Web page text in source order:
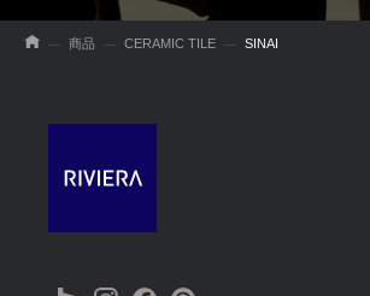
商品 CERAMIC TILE SINAI